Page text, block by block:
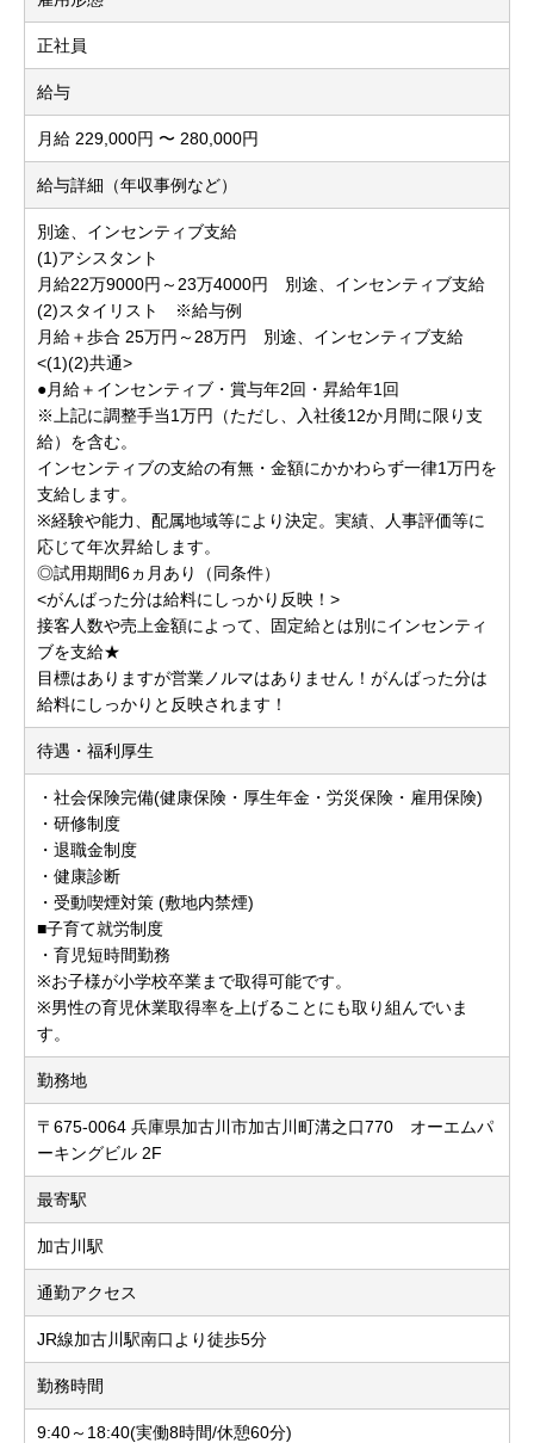
正社員
給与
月給 229,000円 〜 280,000円
給与詳細（年収事例など）
別途、インセンティブ支給
(1)アシスタント
月給22万9000円～23万4000円 別途、インセンティブ支給
(2)スタイリスト ※給与例
月給＋歩合 25万円～28万円 別途、インセンティブ支給
<(1)(2)共通>
●月給＋インセンティブ・賞与年2回・昇給年1回
※上記に調整手当1万円（ただし、入社後12か月間に限り支
給）を含む。
インセンティブの支給の有無・金額にかかわらず一律1万円を
支給します。
※経験や能力、配属地域等により決定。実績、人事評価等に
応じて年次昇給します。
◎試用期間6ヵ月あり（同条件）
<がんばった分は給料にしっかり反映！>
接客人数や売上金額によって、固定給とは別にインセンティ
ブを支給★
目標はありますが営業ノルマはありません！がんばった分は
給料にしっかりと反映されます！
待遇・福利厚生
・社会保険完備(健康保険・厚生年金・労災保険・雇用保険)
・研修制度
・退職金制度
・健康診断
・受動喫煙対策 (敷地内禁煙)
■子育て就労制度
・育児短時間勤務
※お子様が小学校卒業まで取得可能です。
※男性の育児休業取得率を上げることにも取り組んでいま
す。
勤務地
〒675-0064 兵庫県加古川市加古川町溝之口770 オーエムパ
ーキングビル 2F
最寄駅
加古川駅
通勤アクセス
JR線加古川駅南口より徒歩5分
勤務時間
9:40～18:40(実働8時間/休憩60分)